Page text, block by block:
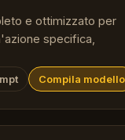
e ottimizzato per
specifica,
Compila modello